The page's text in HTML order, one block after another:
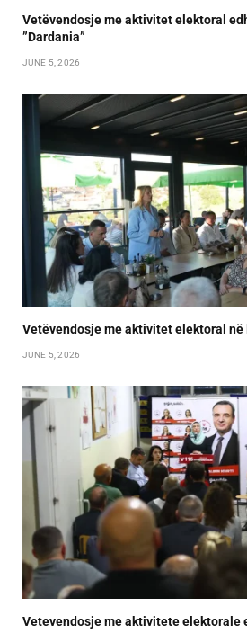
Vetëvendosje me aktivitet elektoral
”Dardania”
JUNE 5, 2026
Vetëvendosje me aktivitet elektoral në
JUNE 5, 2026
Vetevendosje me aktivitete elektorale